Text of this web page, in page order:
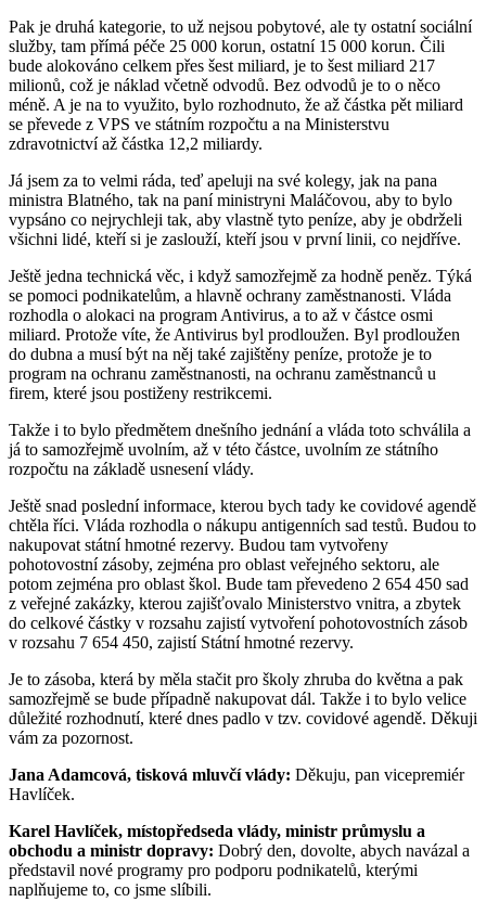
Pak je druhá kategorie, to už nejsou pobytové, ale ty ostatní sociální
služby, tam přímá péče 25 000 korun, ostatní 15 000 korun. Čili
bude alokováno celkem přes šest miliard, je to šest miliard 217
milionů, což je náklad včetně odvodů. Bez odvodů je to o něco
méně. A je na to využito, bylo rozhodnuto, že až částka pět miliard
se převede z VPS ve státním rozpočtu a na Ministerstvu
zdravotnictví až částka 12,2 miliardy.
Já jsem za to velmi ráda, teď apeluji na své kolegy, jak na pana
ministra Blatného, tak na paní ministryni Maláčovou, aby to bylo
vypsáno co nejrychleji tak, aby vlastně tyto peníze, aby je obdrželi
všichni lidé, kteří si je zaslouží, kteří jsou v první linii, co nejdříve.
Ještě jedna technická věc, i když samozřejmě za hodně peněz. Týká
se pomoci podnikatelům, a hlavně ochrany zaměstnanosti. Vláda
rozhodla o alokaci na program Antivirus, a to až v částce osmi
miliard. Protože víte, že Antivirus byl prodloužen. Byl prodloužen
do dubna a musí být na něj také zajištěny peníze, protože je to
program na ochranu zaměstnanosti, na ochranu zaměstnanců u
firem, které jsou postiženy restrikcemi.
Takže i to bylo předmětem dnešního jednání a vláda toto schválila a
já to samozřejmě uvolním, až v této částce, uvolním ze státního
rozpočtu na základě usnesení vlády.
Ještě snad poslední informace, kterou bych tady ke covidové agendě
chtěla říci. Vláda rozhodla o nákupu antigenních sad testů. Budou to
nakupovat státní hmotné rezervy. Budou tam vytvořeny
pohotovostní zásoby, zejména pro oblast veřejného sektoru, ale
potom zejména pro oblast škol. Bude tam převedeno 2 654 450 sad
z veřejné zakázky, kterou zajišťovalo Ministerstvo vnitra, a zbytek
do celkové částky v rozsahu zajistí vytvoření pohotovostních zásob
v rozsahu 7 654 450, zajistí Státní hmotné rezervy.
Je to zásoba, která by měla stačit pro školy zhruba do května a pak
samozřejmě se bude případně nakupovat dál. Takže i to bylo velice
důležité rozhodnutí, které dnes padlo v tzv. covidové agendě. Děkuji
vám za pozornost.
Jana Adamcová, tisková mluvčí vlády: Děkuju, pan vicepremiér
Havlíček.
Karel Havlíček, místopředseda vlády, ministr průmyslu a
obchodu a ministr dopravy: Dobrý den, dovolte, abych navázal a
představil nové programy pro podporu podnikatelů, kterými
naplňujeme to, co jsme slíbili.